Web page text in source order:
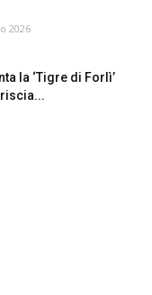
2026
la ‘Tigre di Forlì’